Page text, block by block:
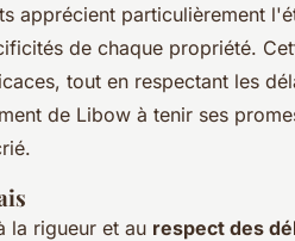
apprécient particulièrement
de chaque propriété.
tout en respectant les
de Libow à tenir ses
la rigueur et au respect des